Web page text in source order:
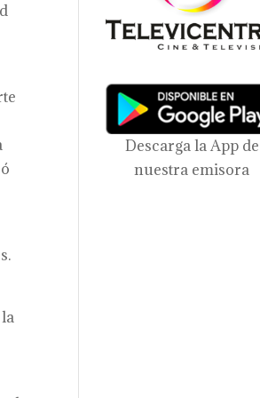
Descarga la App de
nuestra emisora